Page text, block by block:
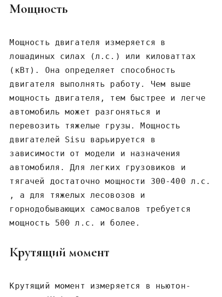
Мощность
Мощность двигателя измеряется в
лошадиных силах (л.с.) или киловаттах
(кВт). Она определяет способность
двигателя выполнять работу. Чем выше
мощность двигателя‚ тем быстрее и легче
автомобиль может разгоняться и
перевозить тяжелые грузы. Мощность
двигателей Sisu варьируется в
зависимости от модели и назначения
автомобиля. Для легких грузовиков и
тягачей достаточно мощности 300-400 л.с.
‚ а для тяжелых лесовозов и
горнодобывающих самосвалов требуется
мощность 500 л.с. и более.
Крутящий момент
Крутящий момент измеряется в ньютон-